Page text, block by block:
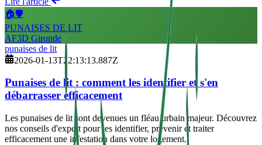
🏠🛡️
PUNAISES DE LIT
AF3D Gironde
punaises de lit
2026-01-13T22:13:13.887Z
Punaises de lit : comment les identifier et s'en
débarrasser efficacement
Les punaises de lit sont devenues un fléau urbain majeur. Découvrez
nos conseils d'expert pour les identifier, prévenir et traiter
efficacement une infestation dans votre logement.